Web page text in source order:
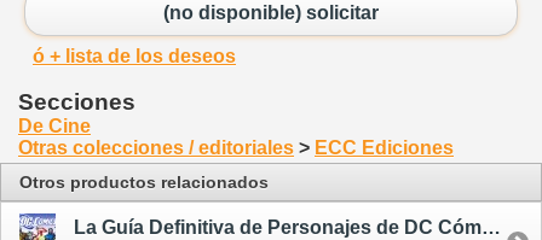
(no disponible) solicitar
ó + lista de los deseos
Secciones
De Cine
Otras colecciones / editoriales > ECC Ediciones
Otros productos relacionados
La Guía Definitiva de Personajes de DC Cómics